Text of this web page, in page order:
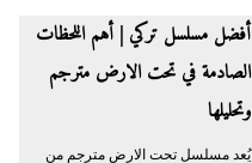
أفضل مسلسل تركي | أهم اللحظات
الصادمة في تحت الارض مترجم
وتحليلها
يُعد مسلسل تحت الارض مترجم من